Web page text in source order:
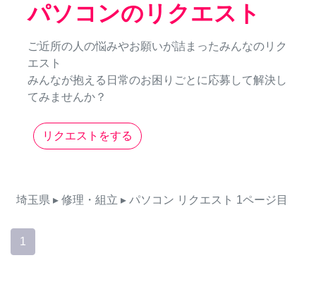
パソコンのリクエスト
ご近所の人の悩みやお願いが詰まったみんなのリク
エスト
みんなが抱える日常のお困りごとに応募して解決し
てみませんか？
リクエストをする
埼玉県 ▸ 修理・組立 ▸ パソコン リクエスト 1ページ目
1